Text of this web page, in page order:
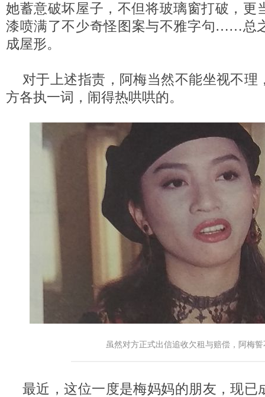
她蓄意破坏屋子，不但将玻璃窗打破，更
漆喷满了不少奇怪图案与不雅字句……总
成屋形。
对于上述指责，阿梅当然不能坐视不理
方各执一词，闹得热哄哄的。
虽然对方正式出信追收欠租与赔偿，阿梅
最近，这位一度是梅妈妈的朋友，现已